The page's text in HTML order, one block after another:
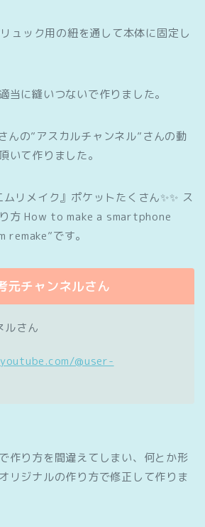
ュック用の紐を通して本体に固定し
当に縫いつないで作りました。
んの”アスカルチャンネル”さんの動
いて作りました。
リメイク』ポケットたくさん✨✨ ス
方 How to make a smartphone
です。
元チャンネルさん
ルさん
@user-
作り方を間違えてしまい、何とか形
リジナルの作り方で修正して作りま